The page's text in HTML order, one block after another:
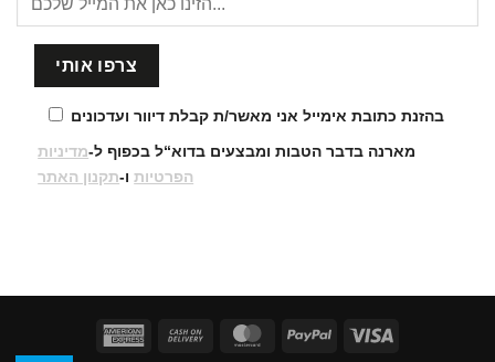
בהזנת כתובת אימייל אני מאשר/ת קבלת דיוור ועדכונים
מארנה בדבר הטבות ומבצעים בדוא“ל בכפוף ל-מדיניות
הפרטיותו-תקנון האתר
Visa
PayPal
MasterCard
Cash